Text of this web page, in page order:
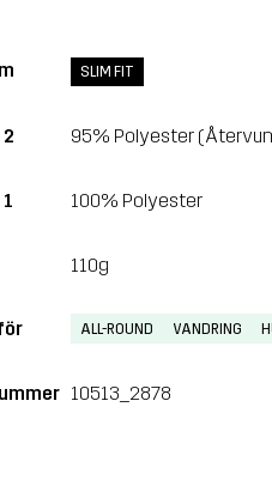
SLIM FIT
95% Polyester
100% Polyester
110g
ALL-ROUND VANDRING
10513_2878